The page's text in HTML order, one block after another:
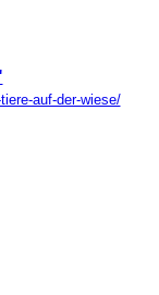
auf-der-wiese/